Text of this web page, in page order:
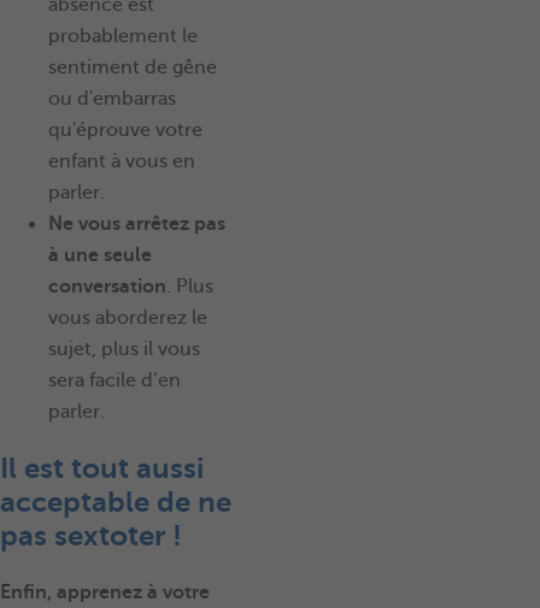
absence est
probablement le
sentiment de gêne
ou d'embarras
qu'éprouve votre
enfant à vous en
parler.
Ne vous arrêtez pas
à une seule
conversation. Plus
vous aborderez le
sujet, plus il vous
sera facile d’en
parler.
Il est tout aussi
acceptable de ne
pas sextoter !
Enfin, apprenez à votre